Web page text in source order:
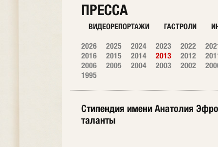
ПРЕССА
ВИДЕОРЕПОРТАЖИ ГАСТРОЛИ
2026 2025 2024 2023 2022
2016
2015 2014 2013 2012
2006
2005 2004 2003 2002
1995
Стипендия имени Анатолия
таланты